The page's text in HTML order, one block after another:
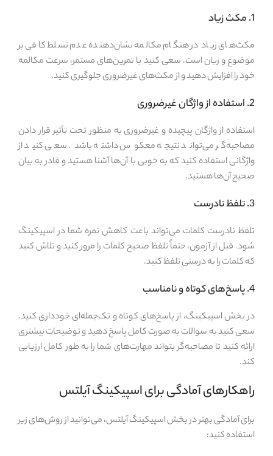
1. مکث زیاد
مکث‌های زیاد در هنگام مکالمه نشان‌دهنده عدم تسلط کافی بر
موضوع و زبان است. سعی کنید با تمرین‌های مستمر، سرعت مکالمه
خود را افزایش دهید و از مکث‌های غیرضروری جلوگیری کنید.
2. استفاده از واژگان غیرضروری
استفاده از واژگان پیچیده و غیرضروری به منظور تحت تأثیر قرار دادن
مصاحبه‌گر می‌تواند نتیجه معکوس داشته باشد. سعی کنید از
واژگانی استفاده کنید که به خوبی با آن‌ها آشنا هستید و قادر به بیان
صحیح آن‌ها هستید.
3. تلفظ نادرست
تلفظ نادرست کلمات می‌تواند باعث کاهش نمره شما در اسپیکینگ
شود. قبل از آزمون، حتماً تلفظ صحیح کلمات را مرور کنید و تلاش کنید
که کلمات را به درستی تلفظ کنید.
4. پاسخ‌های کوتاه و نامناسب
در بخش اسپیکینگ، از پاسخ‌های کوتاه و تک‌جمله‌ای خودداری کنید.
سعی کنید به سوالات به صورت کامل پاسخ دهید و توضیحات بیشتری
ارائه کنید تا مصاحبه‌گر بتواند مهارت‌های شما را به طور کامل ارزیابی
کند.
راهکارهای آمادگی برای اسپیکینگ آیلتس
برای آمادگی بهتر در بخش اسپیکینگ آیلتس، می‌توانید از روش‌های زیر
استفاده کنید: